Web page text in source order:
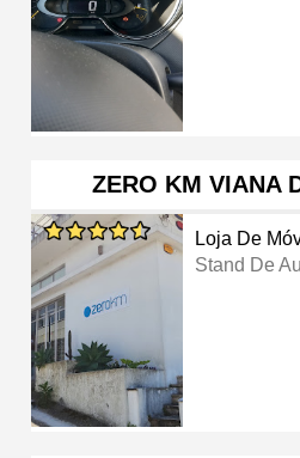
ZERO KM VIANA
Loja De
Stand De